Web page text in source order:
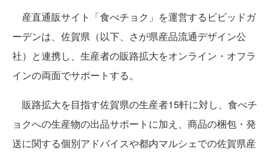
産直通販サイト「食べチョク」を運営するビビッドガ
ーデンは、佐賀県（以下、さが県産品流通デザイン公
社）と連携し、生産者の販路拡大をオンライン・オフラ
インの両面でサポートする。
販路拡大を目指す佐賀県の生産者15軒に対し、食べチ
ョクへの生産物の出品サポートに加え、商品の梱包・発
送に関する個別アドバイスや都内マルシェでの佐賀県産